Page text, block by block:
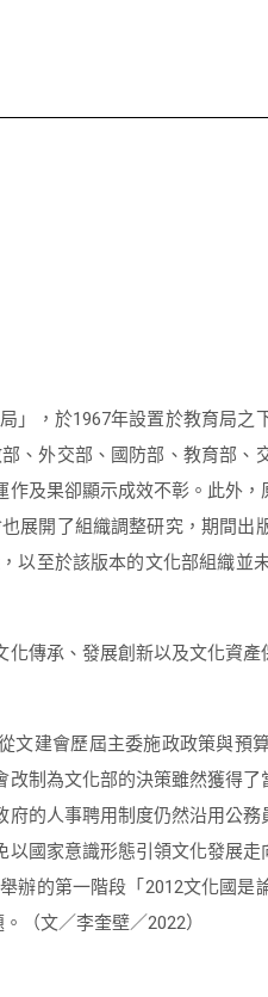
，於1967年設置於教育局
、外交部、國防部、教育部
及果卻顯示成效不彰。此外
開了組織調整研究，期間
至於該版本的文化部組織並
傳承、發展創新以及文化資
建會歷屆主委施政政策與預
制為文化部的決策雖然獲得
的人事聘用制度仍然沿用公
國家意識形態引領文化發展
的第一階段「2012文化國
（文／李奎壁／2022）